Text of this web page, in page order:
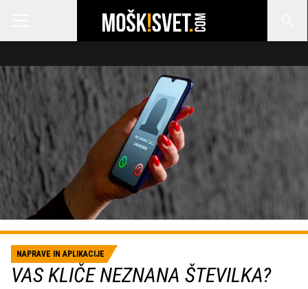
NAPRAVE IN APLIKACIJE
VAS KLIČE NEZNANA ŠTEVILKA?